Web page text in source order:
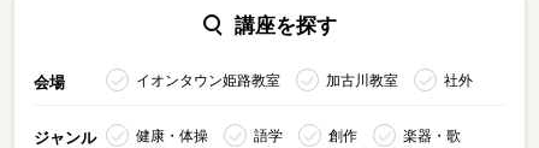
講座を探す
会場 イオンタウン姫路教室 加古川教室 社外
ジャンル 健康・体操 語学 創作
楽器・歌